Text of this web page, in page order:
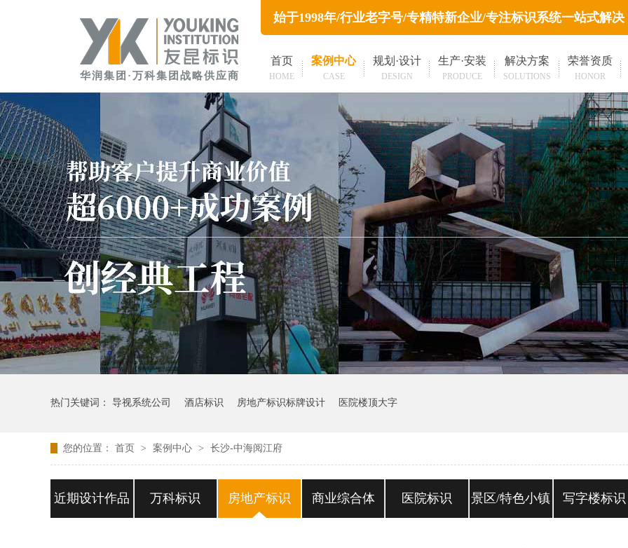
华润集团·万科集团战略供应商
始于1998年/行业老字号/专精特新企业/专注标识系统一站式解决
首页
HOME
案例中心
CASE
规划·设计
DESIGN
生产·安装
PRODUCE
解决方案
SOLUTIONS
荣誉资质
HONOR
热门关键词： 导视系统公司 酒店标识 房地产标识标牌设计 医院楼顶大字
您的位置： 首页 > 案例中心 > 长沙-中海阅江府
近期设计作品 万科标识 房地产标识 商业综合体 医院标识 景区/特色小镇 写字楼标识